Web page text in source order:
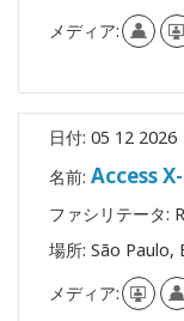
メディア:
日付: 05 12 2026
名前: Access
ファシリテータ:
場所: São Paulo,
メディア: